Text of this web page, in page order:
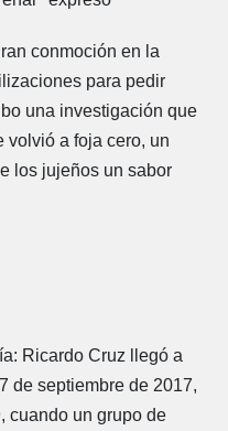
conmoción en la
para pedir
una investigación que
volvió a foja cero, un
los jujeños un sabor
Ricardo Cruz llegó a
de septiembre de 2017,
cuando un grupo de